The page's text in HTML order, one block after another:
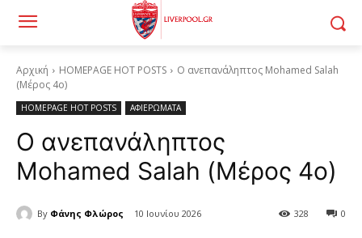
Αρχική HOMEPAGE HOT POSTS
Ο ανεπανάληπτος Mohamed Salah
(Μέρος 4ο)
HOMEPAGE HOT POSTS ΑΦΙΕΡΩΜΑΤΑ
Ο ανεπανάληπτος
Mohamed Salah (Μέρος 4ο)
By Φάνης Φλώρος 10 Ιουνίου 2026 0
328